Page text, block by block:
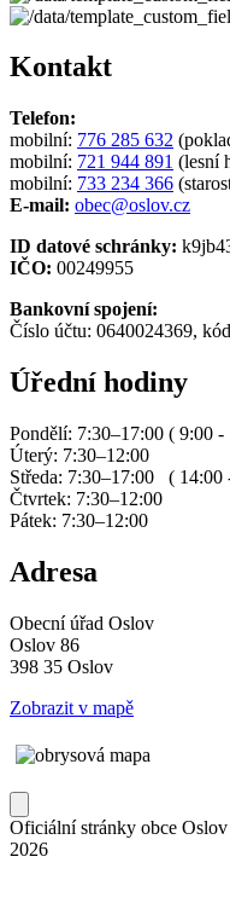
Kontakt
Telefon:
mobilní: 776 285 632
mobilní: 721 944 891 (lesní
mobilní: 733 234 366
E-mail: obec@oslov.cz
ID datové schránky:
IČO: 00249955
Bankovní spojení:
Číslo účtu: 0640024369,
Úřední hodiny
Pondělí: 7:30–17:00 ( 9:00 -
Úterý: 7:30–12:00
Středa: 7:30–17:00 ( 14:00
Čtvrtek: 7:30–12:00
Pátek: 7:30–12:00
Adresa
Obecní úřad Oslov
Oslov 86
398 35 Oslov
Zobrazit v mapě
Oficiální stránky obce
2026